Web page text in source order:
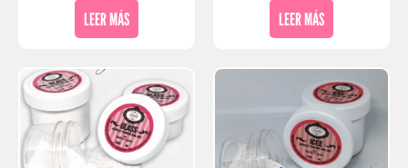
LEER MÁS LEER MÁS